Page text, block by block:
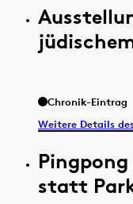
Chronik-Eintrag
Weitere Details
statt